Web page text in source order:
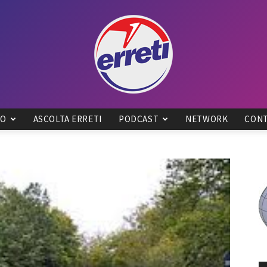
Tadino
ASCOLTA ERRETI PODCAST NETWORK